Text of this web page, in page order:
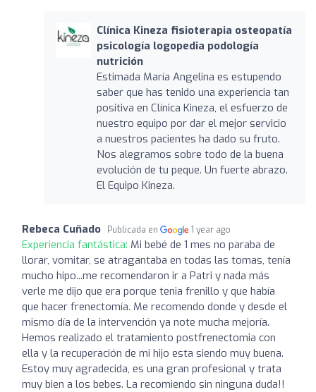
Clínica Kineza fisioterapia osteopatía
psicología logopedia podología
nutrición
Estimada María Angelina es estupendo
saber que has tenido una experiencia tan
positiva en Clínica Kineza, el esfuerzo de
nuestro equipo por dar el mejor servicio
a nuestros pacientes ha dado su fruto.
Nos alegramos sobre todo de la buena
evolución de tu peque. Un fuerte abrazo.
El Equipo Kineza.
Rebeca Cuñado Publicada en 1 year ago
Experiencia fantástica: Mi bebé de 1 mes no paraba de
llorar, vomitar, se atragantaba en todas las tomas, tenía
mucho hipo...me recomendaron ir a Patri y nada más
verle me dijo que era porque tenia frenillo y que había
que hacer frenectomía. Me recomendo donde y desde el
mismo día de la intervención ya note mucha mejoría.
Hemos realizado el tratamiento postfrenectomia con
ella y la recuperación de mi hijo esta siendo muy buena.
Estoy muy agradecida, es una gran profesional y trata
muy bien a los bebes. La recomiendo sin ninguna duda!!